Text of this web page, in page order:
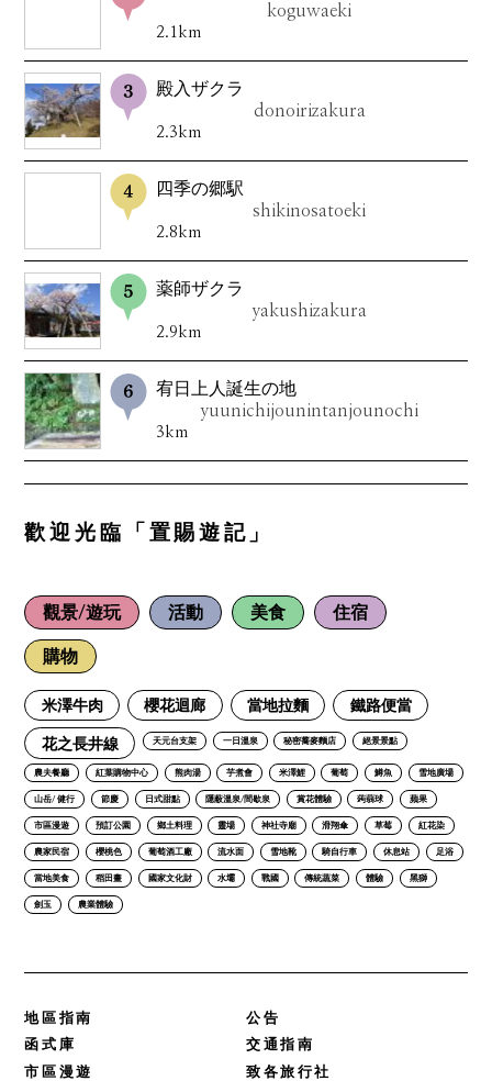
koguwaeki
2.1km
殿入ザクラ
donoirizakura
2.3km
四季の郷駅
shikinosatoeki
2.8km
薬師ザクラ
yakushizakura
2.9km
宥日上人誕生の地
yuunichijounintanjounochi
3km
歡迎光臨「置賜遊記」
觀景/遊玩 活動 美食 住宿
購物
米澤牛肉 櫻花迴廊 當地拉麵 鐵路便當
花之長井線 天元台支架 一日溫泉 秘密蕎麥麵店 絕景景點
農夫餐廳 紅葉購物中心 熊肉湯 芋煮會 米澤鯉 葡萄 鱒魚 雪地廣場
山岳/ 健行 節慶 日式甜點 隱蔽溫泉/間歇泉 賞花體驗 蒟蒻球 蘋果
市區漫遊 預訂公園 鄉土料理 靈場 神社寺廟 滑翔傘 草莓 紅花染
農家民宿 櫻桃色 葡萄酒工廠 流水面 雪地靴 騎自行車 休息站 足浴
當地美食 稻田畫 國家文化財 水壩 戰國 傳統蔬菜 體驗 黑獅
劍玉 農業體驗
地區指南
函式庫
市區漫遊
公告
交通指南
致各旅行社